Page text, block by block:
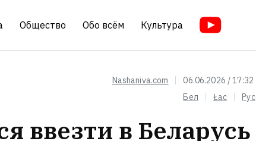
Общество Обо всём Культура
Nashaniva.com
06.06.2026 / 17:32
Бел
Łac Рус
ввезти в Беларусь